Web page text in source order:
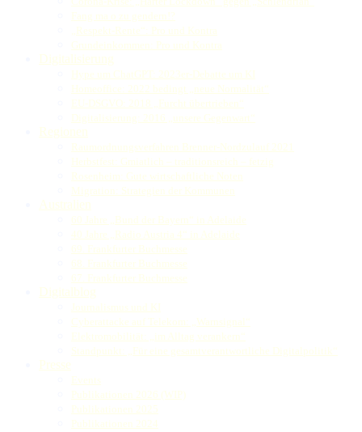
Fang ma o zu gendern!?
„Respekt-Rente“: Pro und Kontra
Grundeinkommen: Pro und Kontra
Digitalisierung
Hype um ChatGPT: 2023er-Debatte um KI
Homeoffice: 2022 bedingt „neue Normalität“
EU-DSGVO: 2018 „Furcht übertrieben“
Digitalisierung: 2016 „unsere Gegenwart“
Regionen
Raumordnungsverfahren Brenner-Nordzulauf 2021
Herbstfest: Gmiatlich – traditionsreich – fetzig
Rosenheim: Gute wirtschaftliche Noten
Migration: Strategien der Kommunen
Australien
60 Jahre „Bund der Bayern“ in Adelaide
40 Jahre „Radio Austria 4“ in Adelaide
69. Frankfurter Buchmesse
68. Frankfurter Buchmesse
67. Frankfurter Buchmesse
Digitalblog
Journalismus und KI
Cyberattacke auf Telekom: „Warnsignal“
Elektromobilität: „im Alltag verankern“
Standpunkt: „Für eine gesamtverantwortliche Digitalpolitik“
Presse
Events
Publikationen 2026 (WIP)
Publikationen 2025
Publikationen 2024